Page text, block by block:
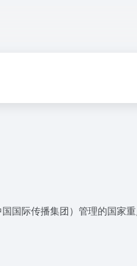
国际传播集团）管理的国家重